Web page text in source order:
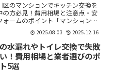
区のマンションでキッチン交換を
の方必見！費用相場と注意点・安
ォームのポイント「マンションの
ンが古くなってきた」「使い勝手
に不満がある」「リフォームした
、費用や工事内容がよく分からな
安…」江戸川区でマ...
2025.08.03 2025.12.16
水漏れやトイレ交換で失敗
！費用相場と業者選びのポ
5選